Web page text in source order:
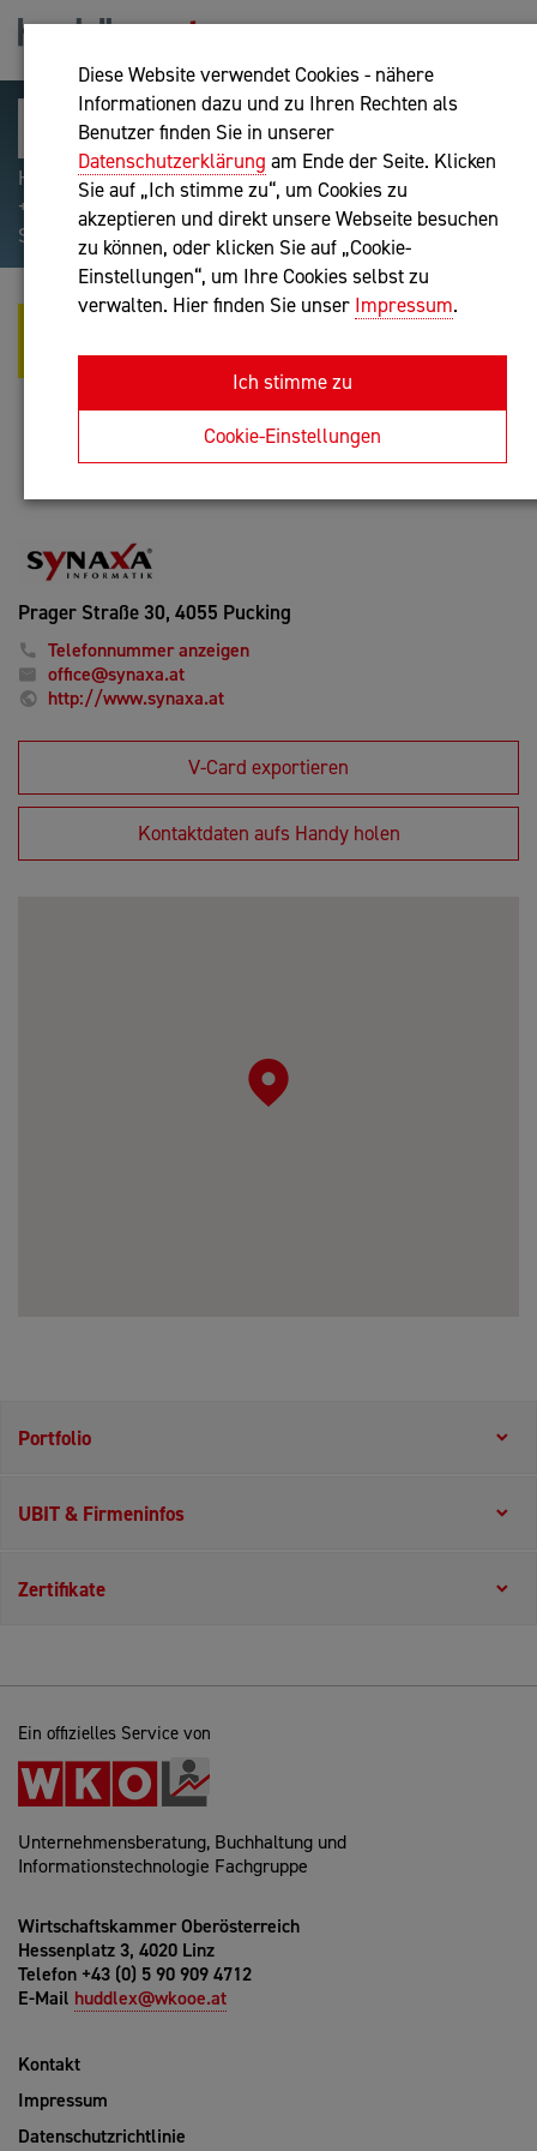
Diese Website verwendet Cookies - nähere
Informationen dazu und zu Ihren Rechten als
Benutzer finden Sie in unserer
Datenschutzerklärung am Ende der Seite. Klicken
Sie auf „Ich stimme zu“, um Cookies zu
akzeptieren und direkt unsere Webseite besuchen
zu können, oder klicken Sie auf „Cookie-
Einstellungen“, um Ihre Cookies selbst zu
verwalten. Hier finden Sie unser Impressum.
Ich stimme zu
Cookie-Einstellungen
Hilfreiche Suchparameter: Begriff einschließen:
+webshop, Begriff ausschließen: -webshop, Exakter
Suchbegriff: "internet of things"
SYNAXA INFORMATIK DEUTSCH
GMBH
IT-Dienstleistung
Anfrage oder Rückruf
Prager Straße 30, 4055 Pucking
Telefonnummer anzeigen
office@synaxa.at
http://www.synaxa.at
V-Card exportieren
Kontaktdaten aufs Handy holen
Portfolio
UBIT & Firmeninfos
Zertifikate
Ein offizielles Service von
Unternehmensberatung, Buchhaltung und
Informationstechnologie Fachgruppe
Wirtschaftskammer Oberösterreich
Hessenplatz 3, 4020 Linz
Telefon +43 (0) 5 90 909 4712
E-Mail huddlex@wkooe.at
Kontakt
Impressum
Datenschutzrichtlinie